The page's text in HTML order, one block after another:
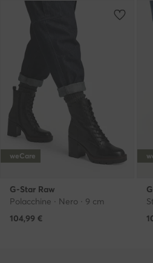
weCare
G-Star Raw
Polacchine · Nero · 9 cm
104,99 €